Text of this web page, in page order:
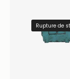
Rupture de